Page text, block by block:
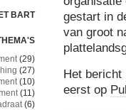
BART
(29)
(27)
(10)
(11)
(6)
gestart in
van groot
Het bericht
eerst op